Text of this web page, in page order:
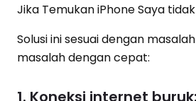
Jika Temukan iPhone Saya
Solusi ini sesuai dengan
masalah dengan cepat:
1. Koneksi internet buruk: